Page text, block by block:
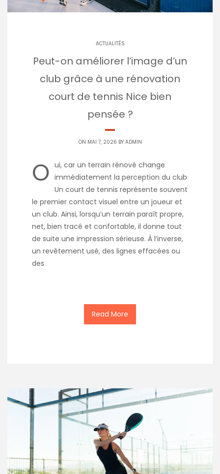
ACTUALITÉS
Peut-on améliorer l’image d’un
club grâce à une rénovation
court de tennis Nice bien
pensée ?
ON MAI 7, 2026 BY ADMIN
O ui, car un terrain rénové change
immédiatement la perception du club
Un court de tennis représente souvent
le premier contact visuel entre un joueur et
un club. Ainsi, lorsqu’un terrain paraît propre,
net, bien tracé et confortable, il donne tout
de suite une impression sérieuse. À l’inverse,
un revêtement usé, des lignes effacées ou
des
Read More